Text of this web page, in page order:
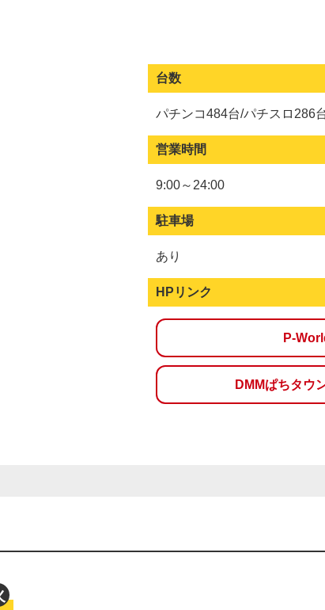
台数
パチンコ484台/パチスロ286
営業時間
9:00～24:00
駐車場
あり
HPリンク
P-
DMMぱちタウ